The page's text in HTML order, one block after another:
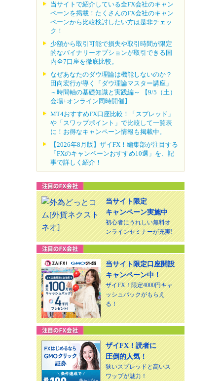
当サイトで紹介している全FX会社のキャン
ペーンを掲載！たくさんのFX会社のキャン
ペーンから比較検討したい方は是非チェッ
ク！
少額から取引可能で損失や取引時間が限定
的なバイナリーオプションが取引できる国
内全7口座を徹底比較。
なぜあなたのダウ理論は機能しないのか？
田向宏行が導く「ダウ理論マスター講座」
～時間軸の基礎知識と実践編～ 【9/5（土）
会場+オンライン同時開催】
MT4おすすめFX口座比較！「スプレッド」
や「スワップポイント」で比較して一覧表
に！お得なキャンペーン情報も掲載中。
【2026年8月版】ザイFX！編集部が注目する
「FXのキャンペーンおすすめ10選」を、記
事で詳しく紹介！
当サイト限定
キャンペーン実施中
初心者にうれしい無料オ
ンラインセミナーが充実!
当サイト限定口座開設
キャンペーン中！
ザイFX！限定4000円キャ
ッシュバックがもらえ
る！
ザイFX！読者に
圧倒的人気！
狭いスプレッドと高いス
ワップが魅力！